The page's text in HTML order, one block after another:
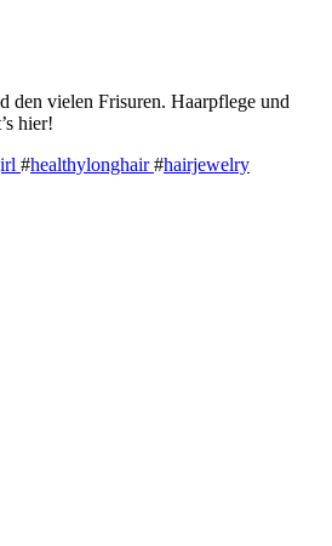
den vielen Frisuren. Haarpflege und
hier!
#healthylonghair#hairjewelry